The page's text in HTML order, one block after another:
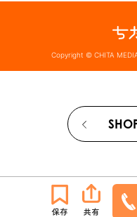
Copyright © CHITA